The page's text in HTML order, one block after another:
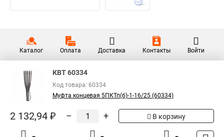
Каталог Оплата Доставка Контакты Войти
КВТ 60334
Код товара: 60334
Муфта концевая 5ПКТп(б)-1-16/25 (60334)
2 132,94 ₽ – + В корзину